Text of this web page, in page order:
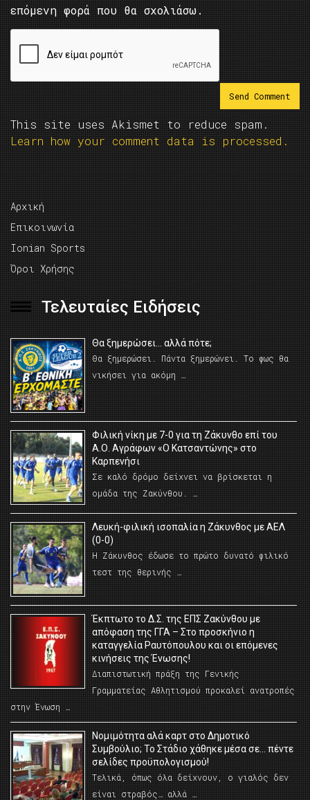
επόμενη φορά που θα σχολιάσω.
This site uses Akismet to reduce spam.
Learn how your comment data is processed.
Αρχική
Επικοινωνία
Ionian Sports
Όροι Χρήσης
Τελευταίες Ειδήσεις
Θα ξημερώσει… αλλά πότε;
Θα ξημερώσει. Πάντα ξημερώνει. Το φως θα
νικήσει για ακόμη …
Φιλική νίκη με 7-0 για τη Ζάκυνθο επί του
Α.Ο. Αγράφων «Ο Κατσαντώνης» στο
Καρπενήσι
Σε καλό δρόμο δείχνει να βρίσκεται η
ομάδα της Ζακύνθου. …
Λευκή-φιλική ισοπαλία η Ζάκυνθος με ΑΕΛ
(0-0)
Η Ζάκυνθος έδωσε το πρώτο δυνατό φιλικό
τεστ της θερινής …
Έκπτωτο το Δ.Σ. της ΕΠΣ Ζακύνθου με
απόφαση της ΓΓΑ – Στο προσκήνιο η
καταγγελία Ραυτόπουλου και οι επόμενες
κινήσεις της Ένωσης!
Διαπιστωτική πράξη της Γενικής
Γραμματείας Αθλητισμού προκαλεί ανατροπές
στην Ένωση …
Νομιμότητα αλά καρτ στο Δημοτικό
Συμβούλιο; Το Στάδιο χάθηκε μέσα σε… πέντε
σελίδες προϋπολογισμού!
Τελικά, όπως όλα δείχνουν, ο γιαλός δεν
είναι στραβός… αλλά …